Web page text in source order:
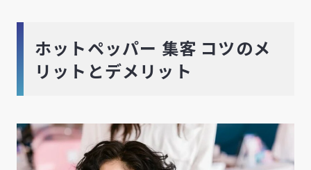
ホットペッパー 集客 コツのメ
リットとデメリット